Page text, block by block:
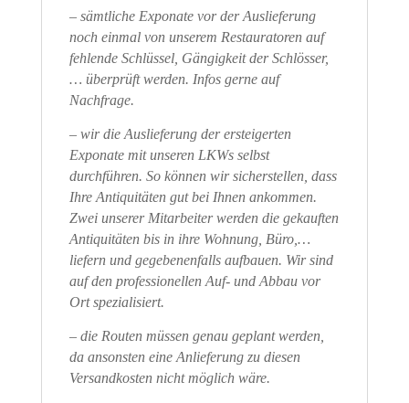
– sämtliche Exponate vor der Auslieferung
noch einmal von unserem Restauratoren auf
fehlende Schlüssel, Gängigkeit der Schlösser,
… überprüft werden. Infos gerne auf
Nachfrage.
– wir die Auslieferung der ersteigerten
Exponate mit unseren LKWs selbst
durchführen. So können wir sicherstellen, dass
Ihre Antiquitäten gut bei Ihnen ankommen.
Zwei unserer Mitarbeiter werden die gekauften
Antiquitäten bis in ihre Wohnung, Büro,…
liefern und gegebenenfalls aufbauen. Wir sind
auf den professionellen Auf- und Abbau vor
Ort spezialisiert.
– die Routen müssen genau geplant werden,
da ansonsten eine Anlieferung zu diesen
Versandkosten nicht möglich wäre.